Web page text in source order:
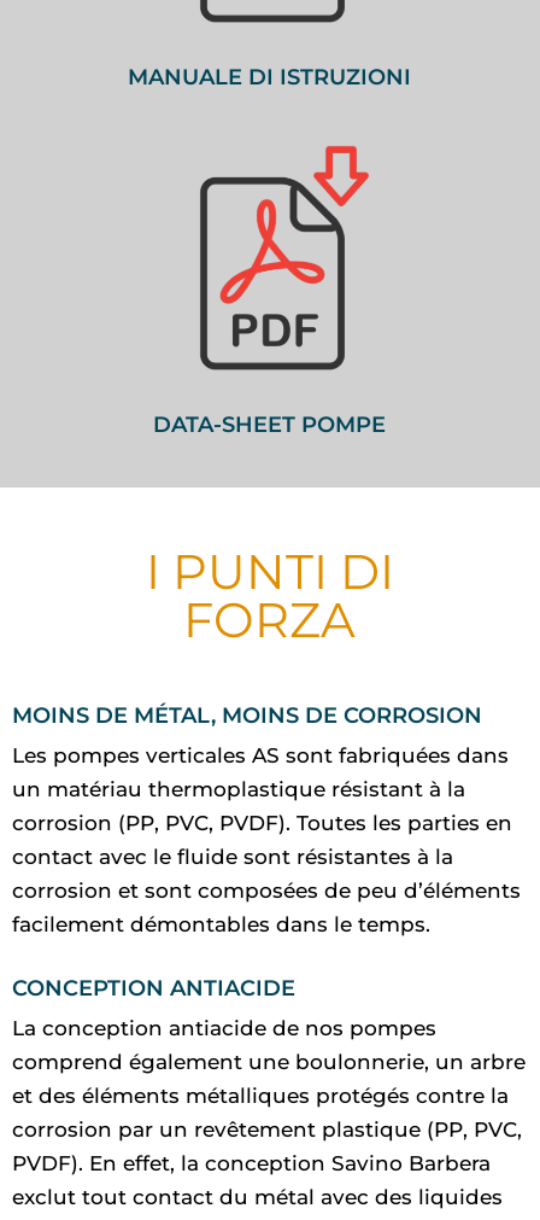
MANUALE DI ISTRUZIONI
DATA-SHEET POMPE
I PUNTI DI
FORZA
MOINS DE MÉTAL, MOINS DE CORROSION
Les pompes verticales AS sont fabriquées dans
un matériau thermoplastique résistant à la
corrosion (PP, PVC, PVDF). Toutes les parties en
contact avec le fluide sont résistantes à la
corrosion et sont composées de peu d’éléments
facilement démontables dans le temps.
CONCEPTION ANTIACIDE
La conception antiacide de nos pompes
comprend également une boulonnerie, un arbre
et des éléments métalliques protégés contre la
corrosion par un revêtement plastique (PP, PVC,
PVDF). En effet, la conception Savino Barbera
exclut tout contact du métal avec des liquides